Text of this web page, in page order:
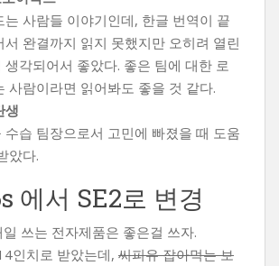
는 사람들 이야기인데, 한글 번역이 끝
서 완결까지 읽지 못했지만 오히려 열린
생각되어서 좋았다. 좋은 팀에 대한 로
사람이라면 읽어봐도 좋을 것 같다.
생
수습 팀장으로서 고민에 빠졌을 때 도움
았다.
에서 SE2로 변경
쓰는 전자제품은 좋은걸 쓰자.
인치로 받았는데, 씨피유 잡아먹는 보